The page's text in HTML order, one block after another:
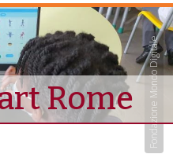
Heart Rome
Fondazione Mondo Digitale
Rome